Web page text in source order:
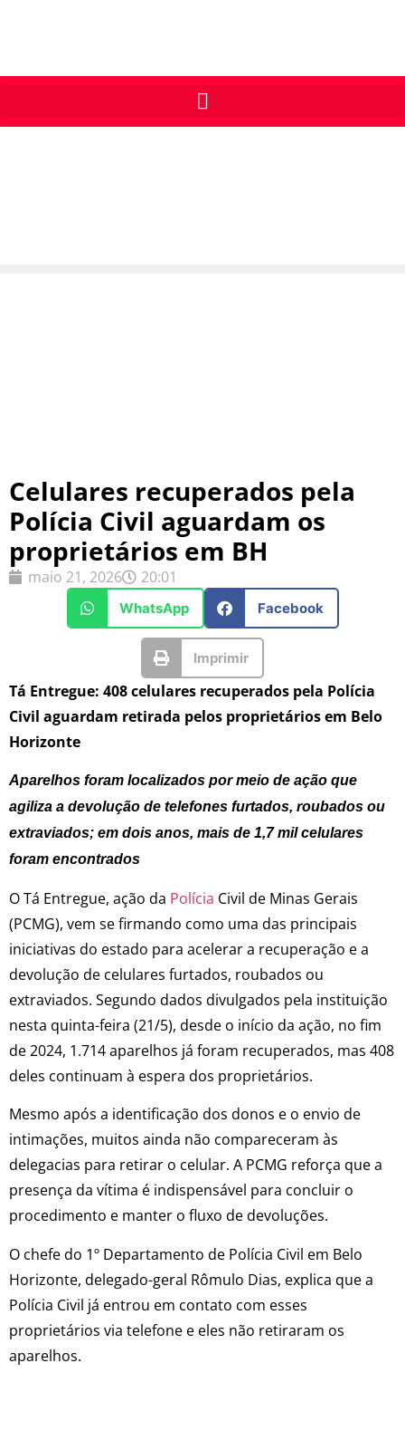
Celulares recuperados pela
Polícia Civil aguardam os
proprietários em BH
maio 21, 2026 20:01
WhatsApp Facebook
Imprimir
Tá Entregue: 408 celulares recuperados pela Polícia
Civil aguardam retirada pelos proprietários em Belo
Horizonte
Aparelhos foram localizados por meio de ação que
agiliza a devolução de telefones furtados, roubados ou
extraviados; em dois anos, mais de 1,7 mil celulares
foram encontrados
O Tá Entregue, ação da Polícia Civil de Minas Gerais
(PCMG), vem se firmando como uma das principais
iniciativas do estado para acelerar a recuperação e a
devolução de celulares furtados, roubados ou
extraviados. Segundo dados divulgados pela instituição
nesta quinta-feira (21/5), desde o início da ação, no fim
de 2024, 1.714 aparelhos já foram recuperados, mas 408
deles continuam à espera dos proprietários.
Mesmo após a identificação dos donos e o envio de
intimações, muitos ainda não compareceram às
delegacias para retirar o celular. A PCMG reforça que a
presença da vítima é indispensável para concluir o
procedimento e manter o fluxo de devoluções.
O chefe do 1º Departamento de Polícia Civil em Belo
Horizonte, delegado-geral Rômulo Dias, explica que a
Polícia Civil já entrou em contato com esses
proprietários via telefone e eles não retiraram os
aparelhos.